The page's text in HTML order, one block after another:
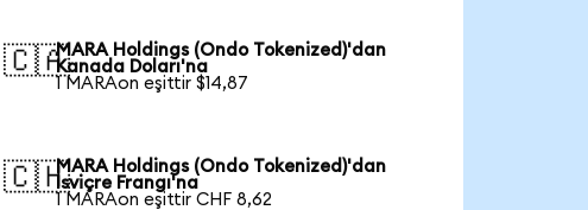
🇨🇦MARA Holdings (Ondo Tokenized)'dan
Kanada Doları'na
1 MARAon eşittir $14,87
🇨🇭MARA Holdings (Ondo Tokenized)'dan
İsviçre Frangı'na
1 MARAon eşittir CHF 8,62